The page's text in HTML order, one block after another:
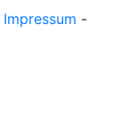
Impressum -